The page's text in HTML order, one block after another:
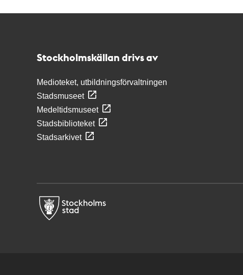
Stockholmskällan drivs av
Medioteket, utbildningsförvaltningen
Stadsmuseet
Medeltidsmuseet
Stadsbiblioteket
Stadsarkivet